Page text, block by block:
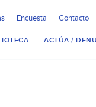
Encuesta Contacto
ACTÚA /